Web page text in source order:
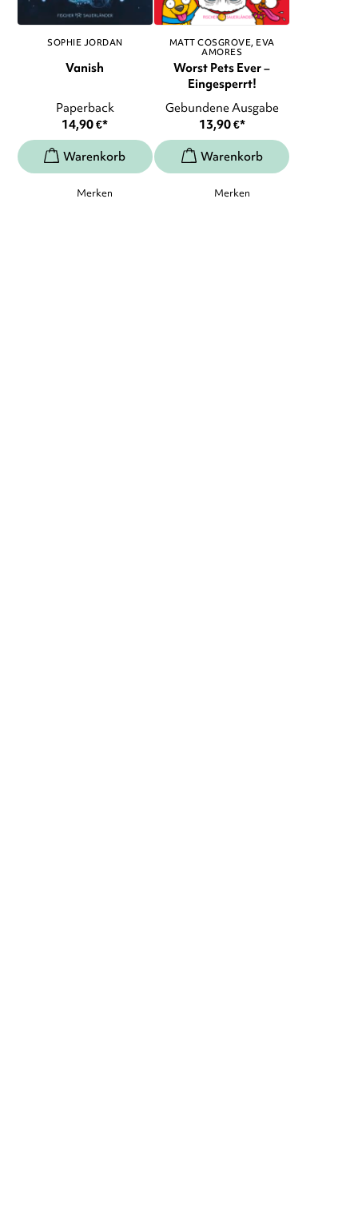
SOPHIE JORDAN
Vanish
Paperback
14,90€*
Merken
MATT COSGROVE EVA
AMORES
Worst Pets Ever –
Eingesperrt!
Gebundene Ausgabe
13,90€*
Merken